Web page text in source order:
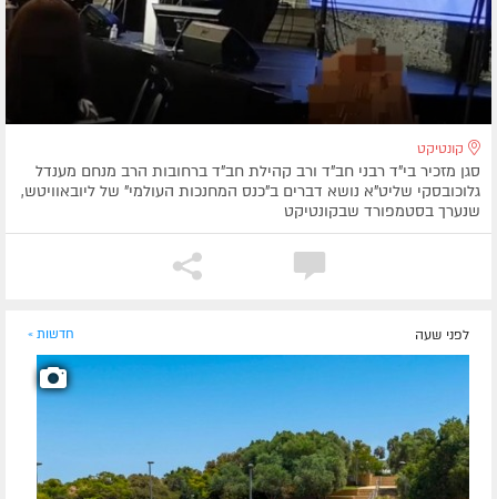
קונטיקט
סגן מזכיר בי"ד רבני חב"ד ורב קהילת חב"ד ברחובות הרב מנחם מענדל
גלוכובסקי שליט"א נושא דברים ב"כנס המחנכות העולמי" של ליובאוויטש,
שנערך בסטמפורד שבקונטיקט
לפני שעה חדשות »